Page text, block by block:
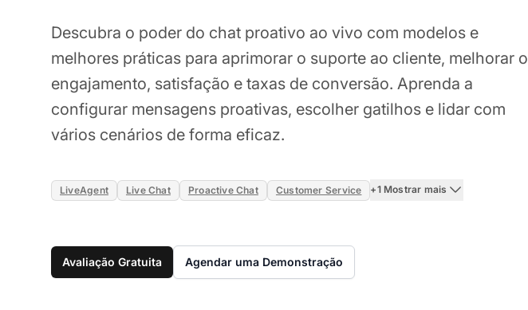
Descubra o poder do chat proativo ao vivo com modelos e
melhores práticas para aprimorar o suporte ao cliente, melhorar o
engajamento, satisfação e taxas de conversão. Aprenda a
configurar mensagens proativas, escolher gatilhos e lidar com
vários cenários de forma eficaz.
LiveAgent Live Chat Proactive Chat Customer Service +1 Mostrar mais
Avaliação Gratuita Agendar uma Demonstração